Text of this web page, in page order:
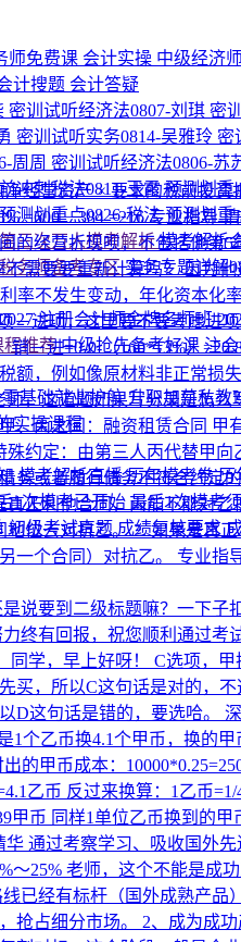
师免费课 会计实操 中级经济师
计搜题 会计答疑
密训试听经济法0807-刘琪 密
密训试听实务0814-吴雅玲 密
周周 密训试听经济法0806-苏
冲刺税法0811-王霞预测划重
预测划重点0826-税法预测划重
三次万人模考解析模考解析
税务师备考专区实务专题详解
2027·注册会计师金牌名师班
程推荐中级抢先备考好课注
零基础就业护航升职加薪私教
实操课程
模考解析直播历年模考卷历
1次模考已开始 最后1次模考
初级考试真题成绩复核要求
经营资产 × 要求的税前投
=600 − 384 =216专业指导-
的经营折现呗，不包括他
不需要要重新计算吗？ 因为
不发生变动，年化资本化
－进项，这里要不要考虑进
－进=0-0-（160*13%）
额，例如像原材料非正常损
师，这道题如果写分录是怎么
、丙之间：融资租赁合同 甲
约定：由第三人丙代替甲
或者履行债务不符合约
正利他合同，丙能不能对
位去对抗乙。 2. 如果是真
一个合同）对抗乙。
专业指
说要到二级标题嘛？一下子
终有回报，祝您顺利通过考
同学，早上好呀！ C选项，
，所以C这句话是对的，
这句话是错的，要选哈。
1个乙币换4.1个甲币，换的
的甲币成本：
乙币 反过来换算：1乙币
币 同样1单位乙币换到的
华 通过考察学习、吸收国外
25% 老师，这个不能是成
已经有标杆（国外成熟产
占细分市场。 2、成为成